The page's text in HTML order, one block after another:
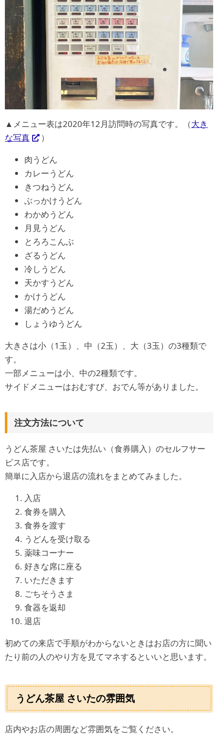
▲メニュー表は2020年12月訪問時の写真です。（大き
な写真
）
肉うどん
カレーうどん
きつねうどん
ぶっかけうどん
わかめうどん
月見うどん
とろろこんぶ
ざるうどん
冷しうどん
天かすうどん
かけうどん
湯だめうどん
しょうゆうどん
大きさは小（1玉）、中（2玉）、大（3玉）の3種類で
す。
一部メニューは小、中の2種類です。
サイドメニューはおむすび、おでん等がありました。
注文方法について
うどん茶屋 さいたは先払い（食券購入）のセルフサー
ビス店です。
簡単に入店から退店の流れをまとめてみました。
入店
食券を購入
食券を渡す
うどんを受け取る
薬味コーナー
好きな席に座る
いただきます
ごちそうさま
食器を返却
退店
初めての来店で手順がわからないときはお店の方に聞い
たり前の人のやり方を見てマネするといいと思います。
うどん茶屋 さいたの雰囲気
店内やお店の周囲など雰囲気をご覧ください。